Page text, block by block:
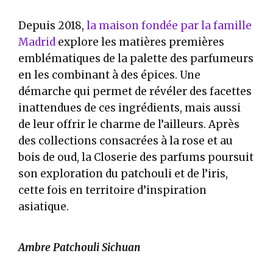
Depuis 2018, la maison fondée par la famille
Madrid explore les matières premières
emblématiques de la palette des parfumeurs
en les combinant à des épices. Une
démarche qui permet de révéler des facettes
inattendues de ces ingrédients, mais aussi
de leur offrir le charme de l’ailleurs. Après
des collections consacrées à la rose et au
bois de oud, la Closerie des parfums poursuit
son exploration du patchouli et de l’iris,
cette fois en territoire d’inspiration
asiatique.
Ambre Patchouli Sichuan